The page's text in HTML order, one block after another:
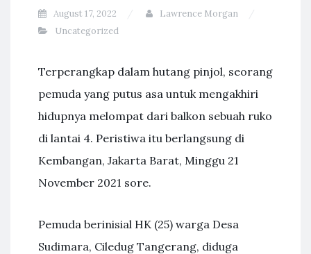
August 17, 2022
Lawrence Morgan
Uncategorized
Terperangkap dalam hutang pinjol, seorang
pemuda yang putus asa untuk mengakhiri
hidupnya melompat dari balkon sebuah ruko
di lantai 4. Peristiwa itu berlangsung di
Kembangan, Jakarta Barat, Minggu 21
November 2021 sore.
Pemuda berinisial HK (25) warga Desa
Sudimara, Ciledug Tangerang, diduga